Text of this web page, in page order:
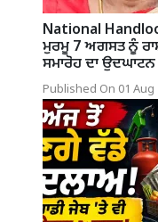
National
ਮੁਰਮੂ 7 ਅਗਸਤ ਨੂੰ
ਸਮਾਰੋਹ ਦਾ
Published On 01 Aug